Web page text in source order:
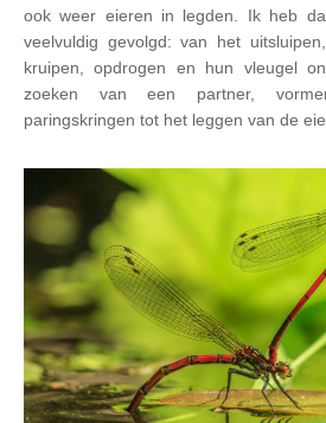
ook weer eieren in legden. Ik heb
veelvuldig gevolgd: van het
kruipen, opdrogen en hun vleugel
zoeken van een partner,
paringskringen tot het leggen van de